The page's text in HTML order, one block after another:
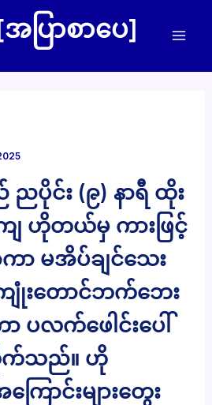
အပြာစာပေ]
ပိုင်း (၉) နာရီ ထိုး
ျ ဟိုတယ်မှ ကားဖြင့်
ာ မအိပ်ချင်သေး
ျုံးတောင်ဘက်ဘေး
ပလက်ဖေါင်းပေါ်
က်သည်။ ဟို
ြောင်းများတွေး